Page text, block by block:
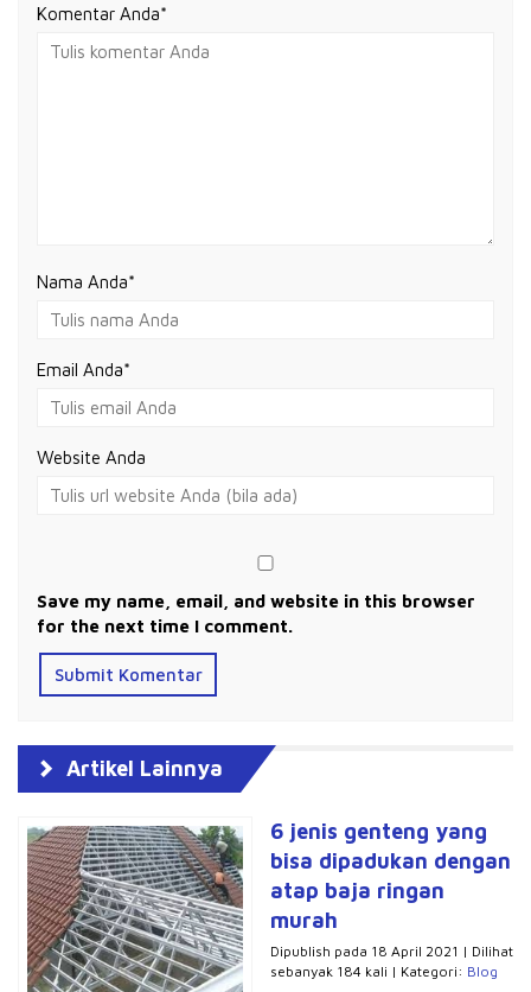
Komentar Anda*
Nama Anda*
Email Anda*
Website Anda
Save my name, email, and website in this browser
for the next time I comment.
Artikel Lainnya
6 jenis genteng yang
bisa dipadukan dengan
atap baja ringan
murah
Dipublish pada 18 April 2021 | Dilihat
sebanyak 184 kali | Kategori: Blog